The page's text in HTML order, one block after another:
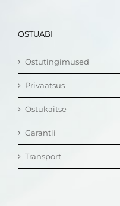
OSTUABI
Ostutingimused
Privaatsus
Ostukaitse
Garantii
Transport